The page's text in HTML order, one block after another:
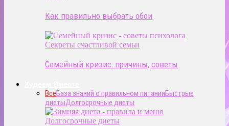
Как правильно выбрать обои
Секреты счастливой семьи
Семейный кризис: причины, советы
ВсеБаза знаний о правильном питанииБыстрые
диетыДолгосрочные диеты
Долгосрочные диеты